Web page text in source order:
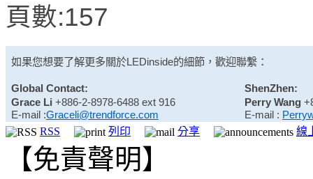
頁數:157
如果您想要了解更多關於LEDinside的細節，歡迎聯繫：
Global Contact:
ShenZhen:
Grace Li +886-2-8978-6488 ext 916
E-mail :Graceli@trendforce.com
Perry Wang
E-mail :
RSS
列印 分享 線
【免責聲明】